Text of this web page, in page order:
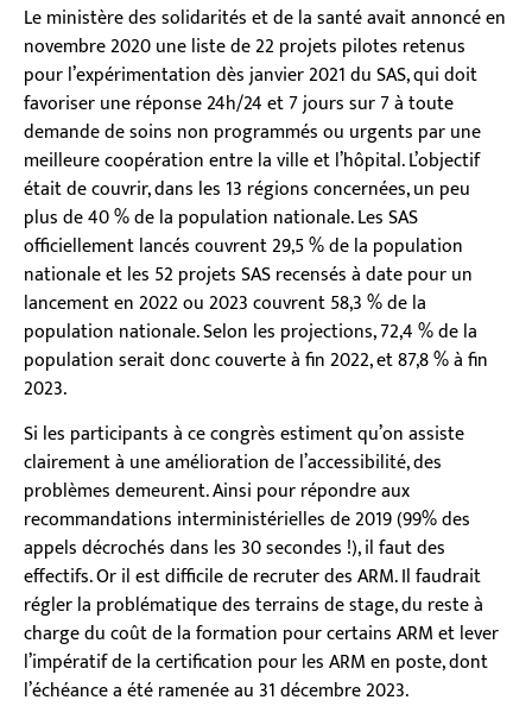
Le ministère des solidarités et de la santé avait annoncé en
novembre 2020 une liste de 22 projets pilotes retenus
pour l’expérimentation dès janvier 2021 du SAS, qui doit
favoriser une réponse 24h/24 et 7 jours sur 7 à toute
demande de soins non programmés ou urgents par une
meilleure coopération entre la ville et l’hôpital. L’objectif
était de couvrir, dans les 13 régions concernées, un peu
plus de 40 % de la population nationale. Les SAS
officiellement lancés couvrent 29,5 % de la population
nationale et les 52 projets SAS recensés à date pour un
lancement en 2022 ou 2023 couvrent 58,3 % de la
population nationale. Selon les projections, 72,4 % de la
population serait donc couverte à fin 2022, et 87,8 % à fin
2023.
Si les participants à ce congrès estiment qu’on assiste
clairement à une amélioration de l’accessibilité, des
problèmes demeurent. Ainsi pour répondre aux
recommandations interministérielles de 2019 (99% des
appels décrochés dans les 30 secondes !), il faut des
effectifs. Or il est difficile de recruter des ARM. Il faudrait
régler la problématique des terrains de stage, du reste à
charge du coût de la formation pour certains ARM et lever
l’impératif de la certification pour les ARM en poste, dont
l’échéance a été ramenée au 31 décembre 2023.